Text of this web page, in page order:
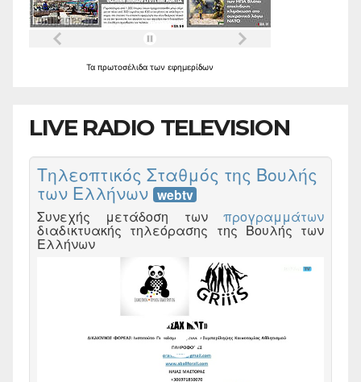
Τα πρωτοσέλιδα των εφημερίδων
LIVE RADIO TELEVISION